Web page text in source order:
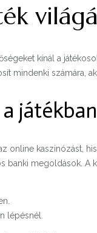
kínál a
mindenki számára,
játékban
online kaszinózást,
banki megoldások.
lépésnél.